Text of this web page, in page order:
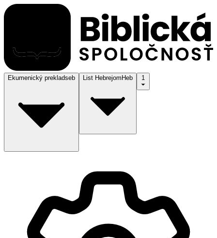
Ekumenický prekladseb List Hebrejom Heb